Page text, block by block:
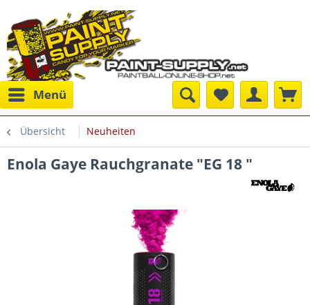
Menü
Übersicht Neuheiten
Enola Gaye Rauchgranate "EG 18 "